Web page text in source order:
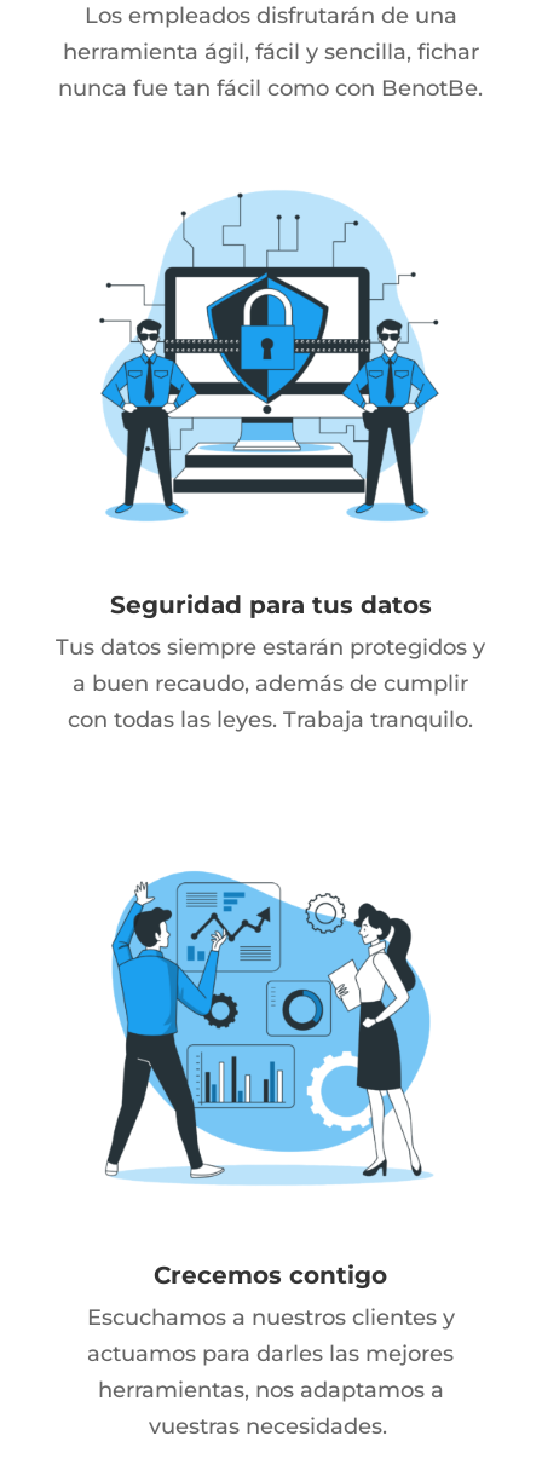
Los empleados disfrutarán de una
herramienta ágil, fácil y sencilla, fichar
nunca fue tan fácil como con BenotBe.
Seguridad para tus datos
Tus datos siempre estarán protegidos y
a buen recaudo, además de cumplir
con todas las leyes. Trabaja tranquilo.
Crecemos contigo
Escuchamos a nuestros clientes y
actuamos para darles las mejores
herramientas, nos adaptamos a
vuestras necesidades.